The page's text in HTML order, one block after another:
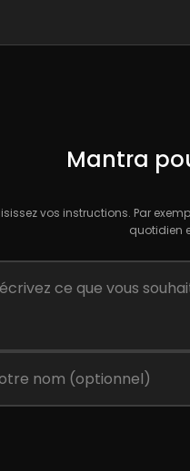
Mantra
vos instructions. Par
quotidien